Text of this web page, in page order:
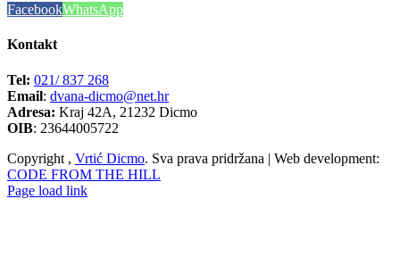
FacebookWhatsApp
Kontakt
Tel: 021/ 837 268
Email: dvana-dicmo@net.hr
Adresa: Kraj 42A, 21232 Dicmo
OIB: 23644005722
Copyright , Vrtić Dicmo. Sva prava pridržana | Web development:
CODE FROM THE HILL
Page load link